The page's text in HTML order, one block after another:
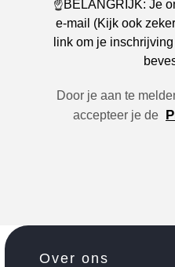
☝️BELANGRIJK: Je
e-mail (Kijk ook
link om je
Door je aan te
accepteer je de
Over ons